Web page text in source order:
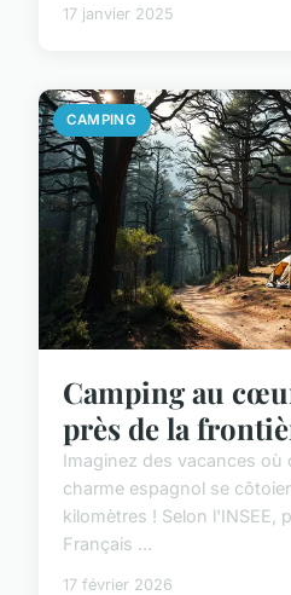
17 janvier 2025
CAMPING
Camping au
près de la
Imaginez des vacances où
charme espagnol se
kilomètres ! Selon l'INSEE,
Français ...
17 février 2026